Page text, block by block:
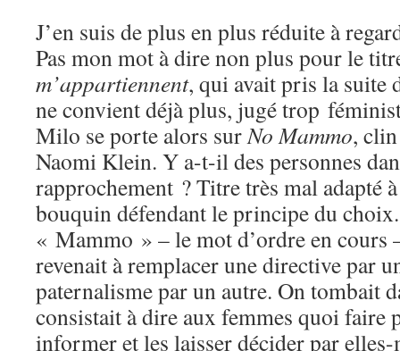
J’en suis de plus en plus réduite à
Pas mon mot à dire non plus pour le
m’appartiennent, qui avait pris la suite
ne convient déjà plus, jugé trop
Milo se porte alors surNo Mammo,
Naomi Klein. Y a-t-il des personnes
rapprochement ? Titre très mal adapté
bouquin défendant le principe du
« Mammo » – le mot d’ordre en
revenait à remplacer une directive par
paternalisme par un autre. On tombait
consistait à dire aux femmes quoi faire
informer et les laisser décider par elles-